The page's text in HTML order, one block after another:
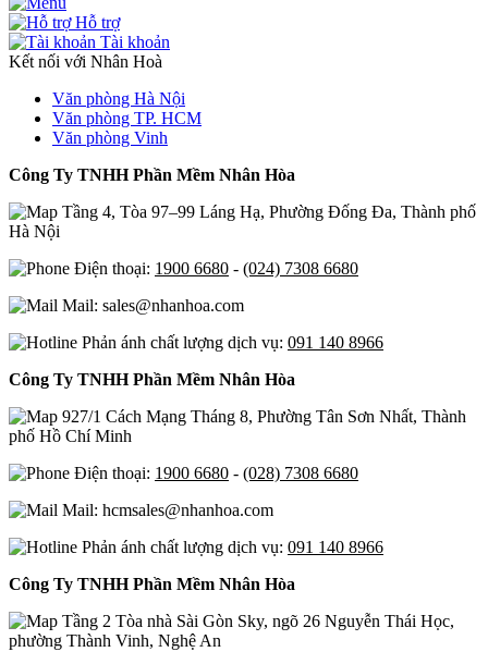
Hỗ trợ
Tài khoản
Kết nối với Nhân Hoà
Văn phòng Hà Nội
Văn phòng TP. HCM
Văn phòng Vinh
Công Ty TNHH Phần Mềm Nhân Hòa
Tầng 4, Tòa 97–99 Láng Hạ, Phường Đống Đa, Thành phố
Hà Nội
Điện thoại: 1900 6680 - (024) 7308 6680
Mail: sales@nhanhoa.com
Phản ánh chất lượng dịch vụ: 091 140 8966
Công Ty TNHH Phần Mềm Nhân Hòa
927/1 Cách Mạng Tháng 8, Phường Tân Sơn Nhất, Thành
phố Hồ Chí Minh
Điện thoại: 1900 6680 - (028) 7308 6680
Mail: hcmsales@nhanhoa.com
Phản ánh chất lượng dịch vụ: 091 140 8966
Công Ty TNHH Phần Mềm Nhân Hòa
Tầng 2 Tòa nhà Sài Gòn Sky, ngõ 26 Nguyễn Thái Học,
phường Thành Vinh, Nghệ An